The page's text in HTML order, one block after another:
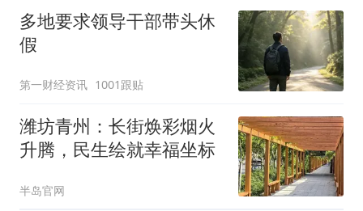
多地要求领导干部带头休
假
第一财经资讯 1001跟贴
潍坊青州：长街焕彩烟火
升腾，民生绘就幸福坐标
半岛官网